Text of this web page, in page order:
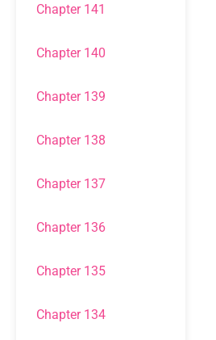
Chapter 141
Chapter 140
Chapter 139
Chapter 138
Chapter 137
Chapter 136
Chapter 135
Chapter 134